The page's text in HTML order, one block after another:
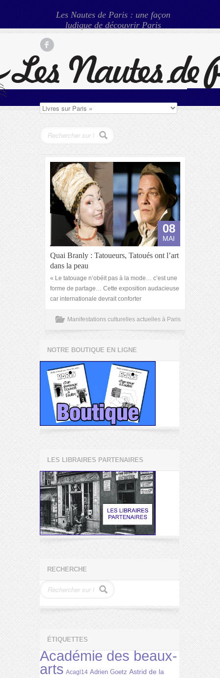
Les Nautes de Paris : une façon
ludique de découvrir Paris
08
MAI
Quai Branly : Tatoueurs, Tatoués ont l’art
dans la peau
« Le tatouage n’obéit pas à la mode… c’est une
forme de partage… Cette exposition audacieuse
car internationale devrait conforter
Manifestations culturelles actuelles à Paris
NOTRE BOUTIQUE EN LIGNE
LES LIBRAIRES PARTENAIRES
RECHERCHE
ÉTIQUETTES
Académie des beaux-
arts Acagl14 Adrien Goetz Astrid de la